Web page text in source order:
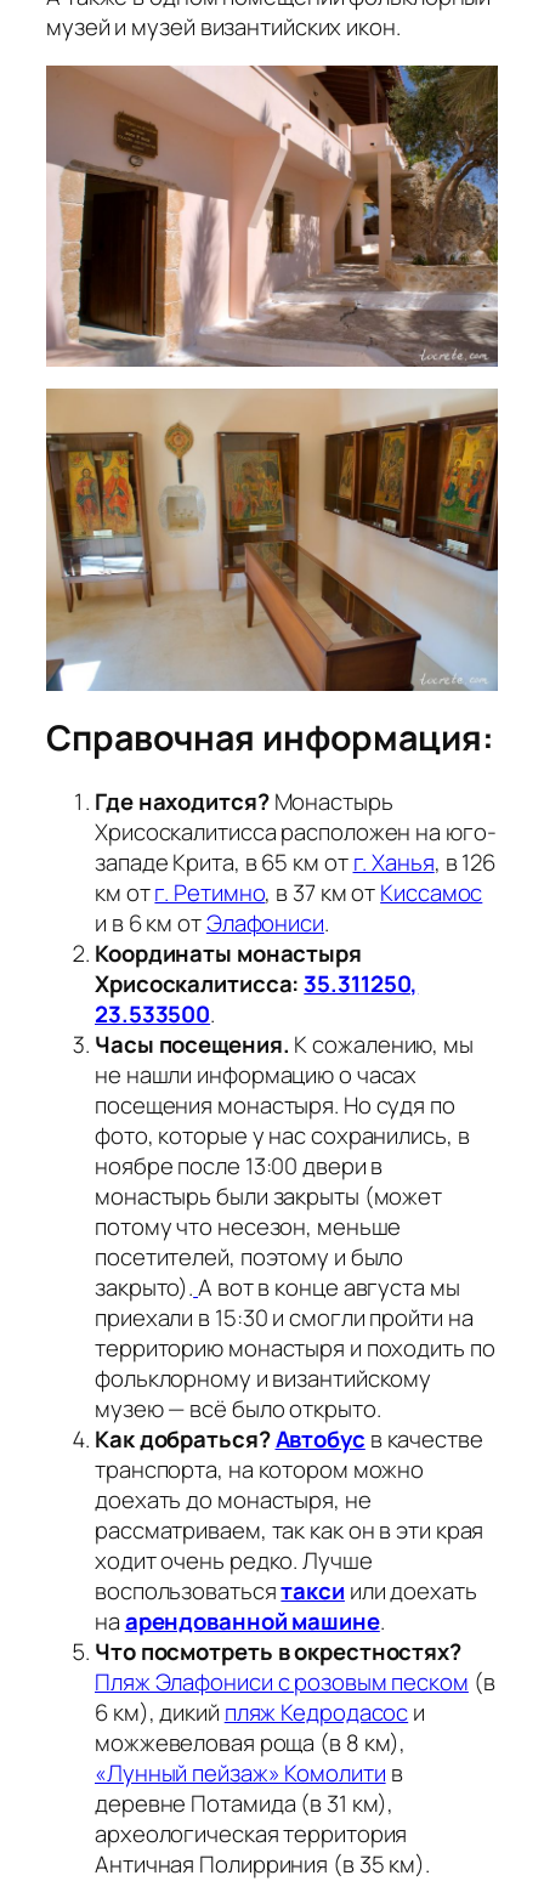
музей и музей византийских икон.
Справочная информация:
Где находится?Монастырь
Хрисоскалитисса расположен на юго-
западе Крита, в 65 км отг. Ханья, в 126
км отг. Ретимно, в 37 км отКиссамос
и в 6 км отЭлафониси.
Координаты монастыря
Хрисоскалитисса: 35.311250,
23.533500.
Часы посещения. К сожалению, мы
не нашли информацию о часах
посещения монастыря. Но судя по
фото, которые у нас сохранились, в
ноябре после 13:00 двери в
монастырь были закрыты (может
потому что несезон, меньше
посетителей, поэтому и было
закрыто).А вот в конце августа мы
приехали в 15:30 и смогли пройти на
территорию монастыря и походить по
фольклорному и византийскому
музею — всё было открыто.
Как добраться?Автобус в качестве
транспорта, на котором можно
доехать до монастыря, не
рассматриваем, так как он в эти края
ходит очень редко. Лучше
воспользоватьсятакси или доехать
наарендованной машине.
Что посмотреть в окрестностях?
Пляж Элафониси с розовым песком (в
6 км), дикий пляж Кедродасоси
можжевеловая роща (в 8 км),
«Лунный пейзаж» Комолити в
деревне Потамида (в 31 км),
археологическая территория
Античная Полирриния (в 35 км).